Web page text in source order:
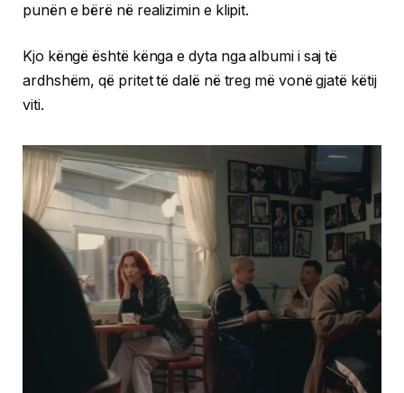
punën e bërë në realizimin e klipit.
Kjo këngë është kënga e dyta nga albumi i saj të
ardhshëm, që pritet të dalë në treg më vonë gjatë këtij
viti.